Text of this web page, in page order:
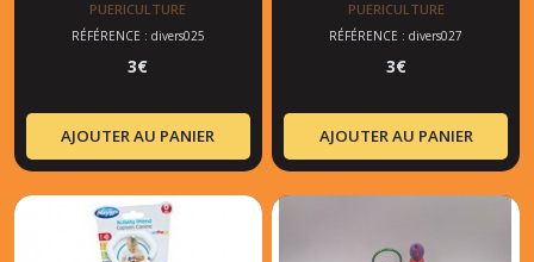
PUERICULTURE
RÉFÉRENCE : divers025
3€
AJOUTER AU PANIER
PUERICULTURE
RÉFÉRENCE : divers027
3€
AJOUTER AU PANIER